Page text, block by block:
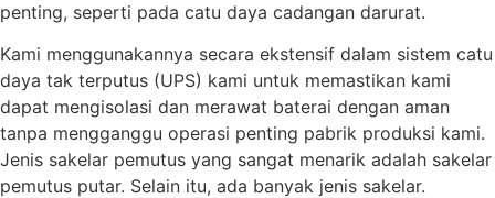
penting, seperti pada catu daya cadangan darurat.
Kami menggunakannya secara ekstensif dalam sistem catu
daya tak terputus (UPS) kami untuk memastikan kami
dapat mengisolasi dan merawat baterai dengan aman
tanpa mengganggu operasi penting pabrik produksi kami.
Jenis sakelar pemutus yang sangat menarik adalah sakelar
pemutus putar. Selain itu, ada banyak jenis sakelar.